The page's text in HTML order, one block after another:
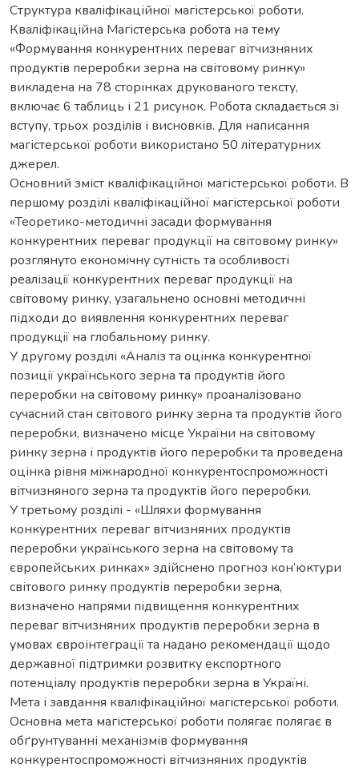
Структура кваліфікаційної магістерської роботи.
Кваліфікаційна Магістерська робота на тему
«Формування конкурентних переваг вітчизняних
продуктів переробки зерна на світовому ринку»
викладена на 78 сторінках друкованого тексту,
включає 6 таблиць і 21 рисунок. Робота складається зі
вступу, трьох розділів і висновків. Для написання
магістерської роботи використано 50 літературних
джерел.
Основний зміст кваліфікаційної магістерської роботи. В
першому розділі кваліфікаційної магістерської роботи
«Теоретико-методичні засади формування
конкурентних переваг продукції на світовому ринку»
розглянуто економічну сутність та особливості
реалізації конкурентних переваг продукції на
світовому ринку, узагальнено основні методичні
підходи до виявлення конкурентних переваг
продукції на глобальному ринку.
У другому розділі «Аналіз та оцінка конкурентної
позиції українського зерна та продуктів його
переробки на світовому ринку» проаналізовано
сучасний стан світового ринку зерна та продуктів його
переробки, визначено місце України на світовому
ринку зерна і продуктів його переробки та проведена
оцінка рівня міжнародної конкурентоспроможності
вітчизняного зерна та продуктів його переробки.
У третьому розділі - «Шляхи формування
конкурентних переваг вітчизняних продуктів
переробки українського зерна на світовому та
європейських ринках» здійснено прогноз кон’юктури
світового ринку продуктів переробки зерна,
визначено напрями підвищення конкурентних
переваг вітчизняних продуктів переробки зерна в
умовах євроінтеграції та надано рекомендації щодо
державної підтримки розвитку експортного
потенціалу продуктів переробки зерна в Україні.
Мета і завдання кваліфікаційної магістерської роботи.
Основна мета магістерської роботи полягає полягає в
обґрунтуванні механізмів формування
конкурентоспроможності вітчизняних продуктів